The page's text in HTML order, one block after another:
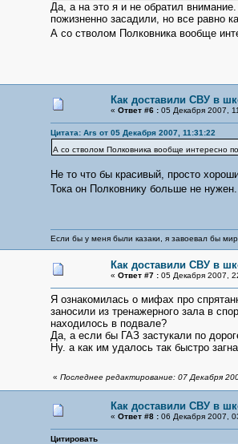
Да, а на это я и не обратил
пожизненно засадили, но все равно
А со стволом Полковника вообще
Как доставили СВУ в
« Ответ #6 : 05 Декабря 2007,
Цитата: Ars от 05 Декабря 2007, 11:31:22
А со стволом Полковника вообще интересно
Не то что бы красивый, просто
Тока он Полковнику больше не
Если бы у меня были казаки, я завоевал бы
Как доставили СВУ в
« Ответ #7 : 05 Декабря 2007,
Я ознакомилась о мифах про
заносили из тренажерного зала в
находилось в подвале?
Да, а если бы ГАЗ застукали по
Ну. а как им удалось так быстро
« Последнее редактирование: 07 Декабря
Как доставили СВУ в
« Ответ #8 : 06 Декабря 2007,
Цитировать